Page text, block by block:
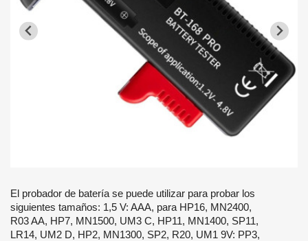
El probador de batería se puede utilizar para probar los
siguientes tamaños: 1,5 V: AAA, para HP16, MN2400,
R03 AA, HP7, MN1500, UM3 C, HP11, MN1400, SP11,
LR14, UM2 D, HP2, MN1300, SP2, R20, UM1 9V: PP3,